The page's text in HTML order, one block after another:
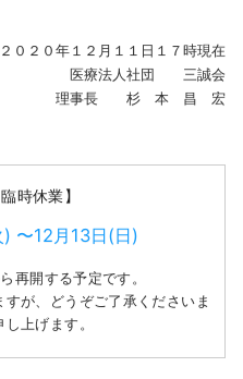
２０２０年１２月１１日１７時現在
医療法人社団 三誠会
理事長 杉 本 昌 宏
時休業】
〜12月13日(日)
再開する予定です。
が、どうぞご了承くださいま
上げます。